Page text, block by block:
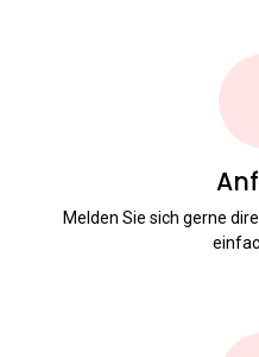
Melden Sie sich gerne